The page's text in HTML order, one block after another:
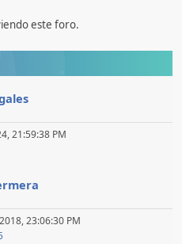
este foro.
21:59:38 PM
23:06:30 PM